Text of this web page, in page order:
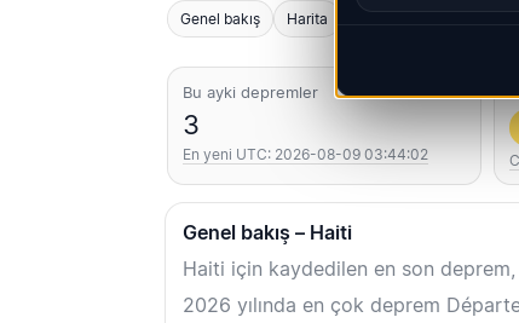
Genel bakış Harita
Bu ayki depremler
3
En yeni UTC: 2026-08-09 03:44:02
Genel bakış – Haiti
Haiti için kaydedilen en son
2026 yılında en çok deprem